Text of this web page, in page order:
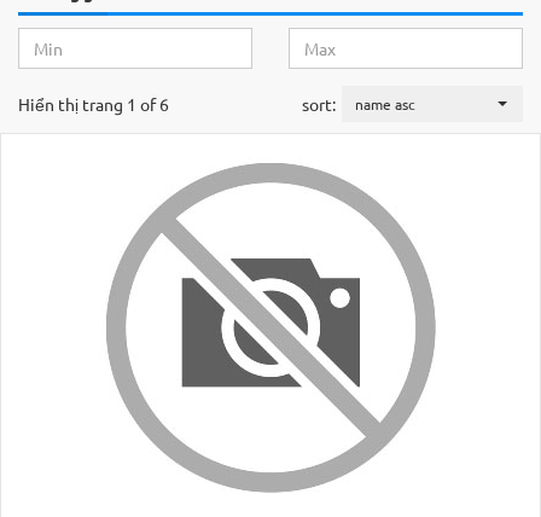
sort: name asc
Hiển thị trang 1 of 6